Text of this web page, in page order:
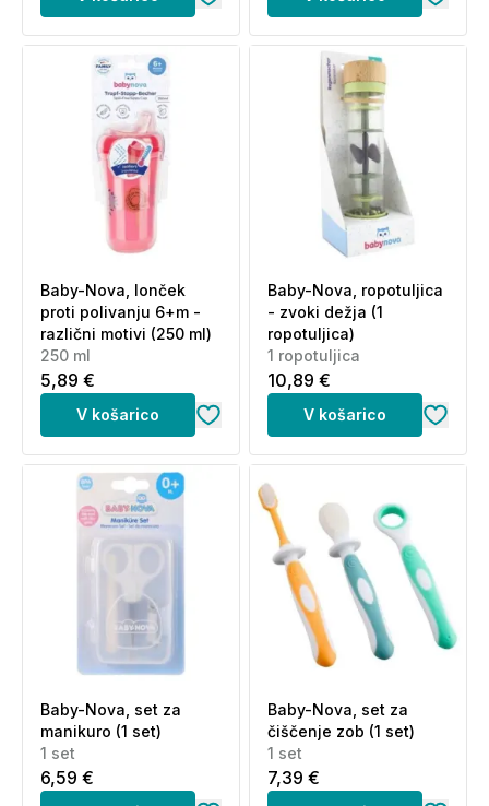
Baby-Nova, lonček
proti polivanju 6+m -
različni motivi (250 ml)
250 ml
5,89 €
V košarico
Baby-Nova, ropotuljica
- zvoki dežja (1
ropotuljica)
1 ropotuljica
10,89 €
V košarico
Baby-Nova, set za
manikuro (1 set)
1 set
6,59 €
Baby-Nova, set za
čiščenje zob (1 set)
1 set
7,39 €